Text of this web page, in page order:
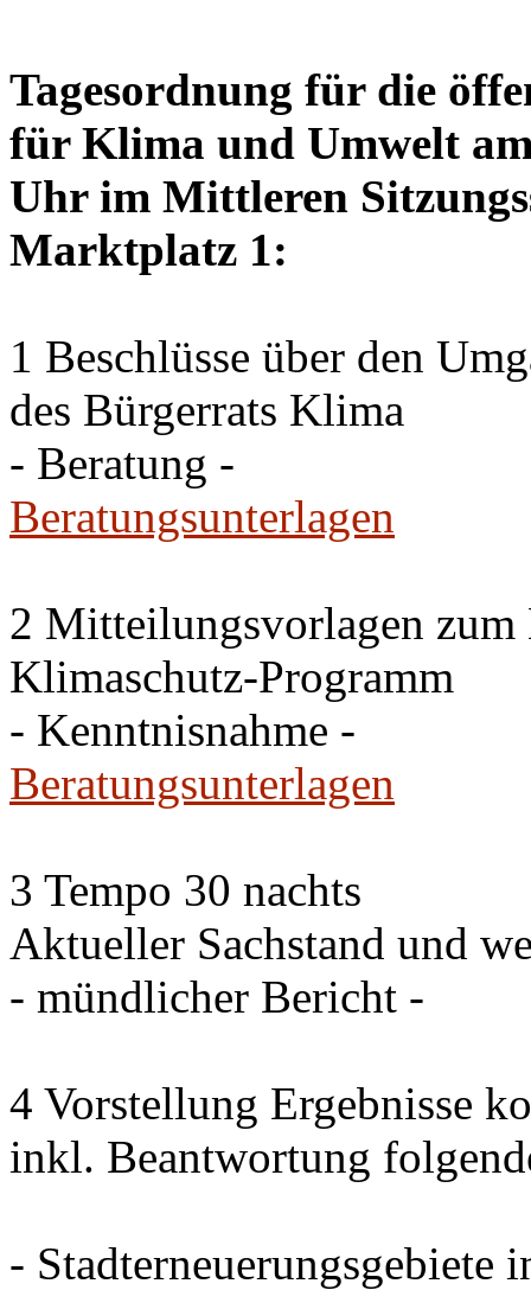
Tagesordnung für die
für Klima und Umwelt
Uhr im Mittleren
Marktplatz 1:
1 Beschlüsse über den
des Bürgerrats Klima
- Beratung -
Beratungsunterlagen
2 Mitteilungsvorlagen zum
Klimaschutz-Programm
- Kenntnisnahme -
Beratungsunterlagen
3 Tempo 30 nachts
Aktueller Sachstand und
- mündlicher Bericht -
4 Vorstellung Ergebnisse
inkl. Beantwortung
- Stadterneuerungsgebiete